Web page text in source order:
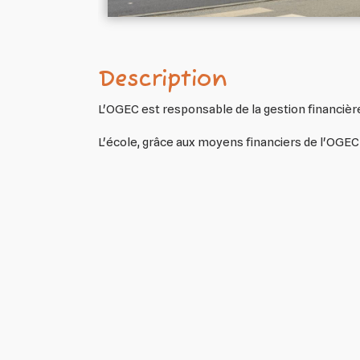
Description
L'OGEC est responsable de la gestion
L'école, grâce aux moyens financiers de